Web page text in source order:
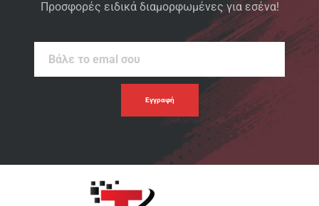
Προσφορές ειδικά διαμορφωμένες για εσένα!